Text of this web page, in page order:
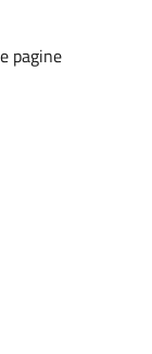
pagine